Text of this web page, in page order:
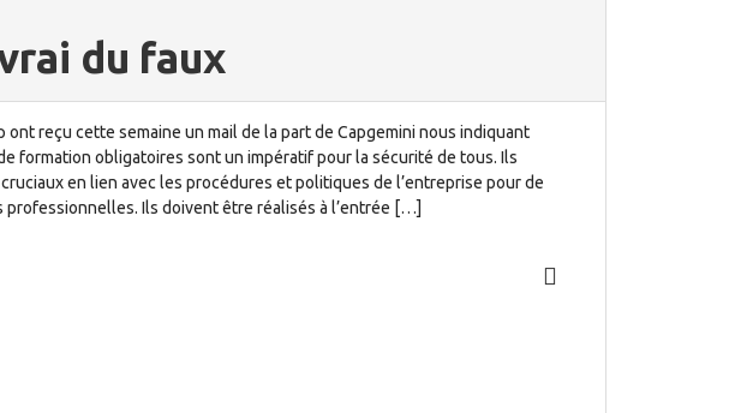
du faux
ont reçu cette semaine un mail de la part de Capgemini nous indiquant
formation obligatoires sont un impératif pour la sécurité de tous. Ils
en lien avec les procédures et politiques de l’entreprise pour de
professionnelles. Ils doivent être réalisés à l’entrée […]